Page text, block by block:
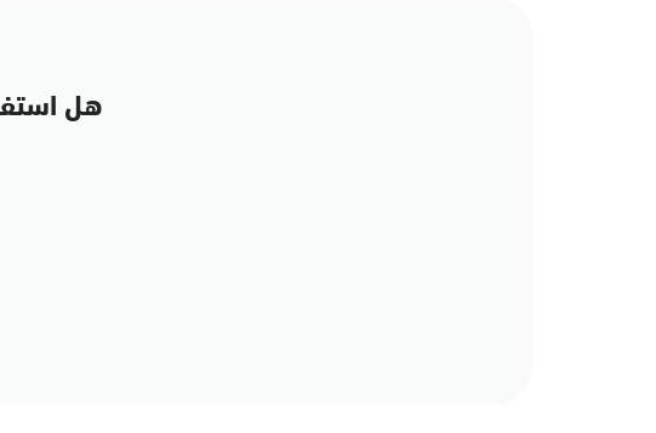
هل